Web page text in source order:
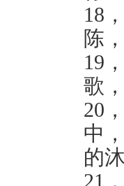
18
陈
19
歌
20
中
的
21